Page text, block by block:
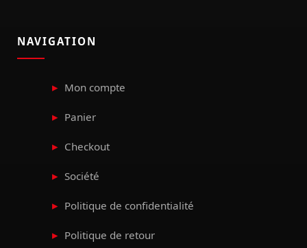
NAVIGATION
Mon compte
Panier
Checkout
Société
Politique de confidentialité
Politique de retour